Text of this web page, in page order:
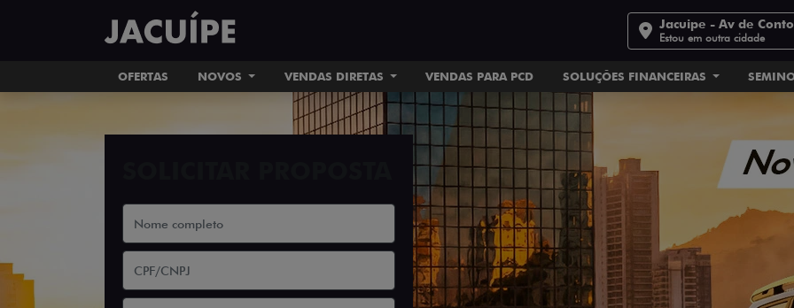
Jacuipe - Av de
Estou em outra cidade
OFERTAS NOVOS VENDAS DIRETAS VENDAS PARA PCD SOLUÇÕES FINANCEIRAS